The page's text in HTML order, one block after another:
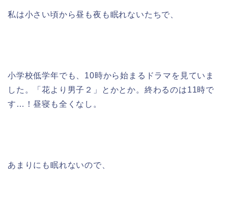
私は小さい頃から昼も夜も眠れないたちで、
小学校低学年でも、10時から始まるドラマを見ていま
した。「花より男子２」とかとか。終わるのは11時で
す…！昼寝も全くなし。
あまりにも眠れないので、